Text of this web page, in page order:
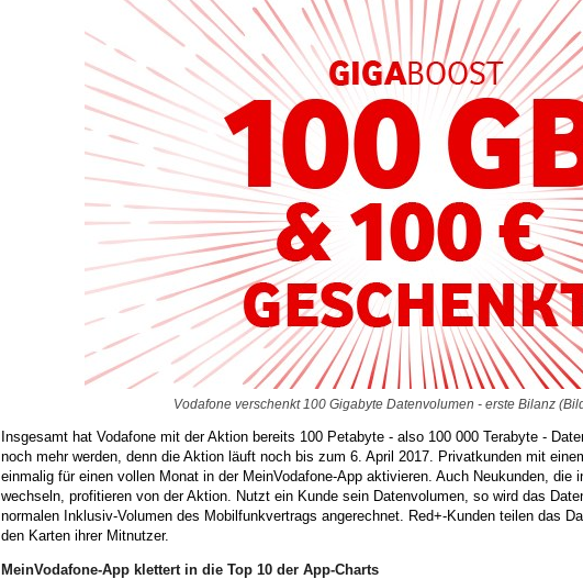
Vodafone verschenkt 100 Gigabyte Datenvolumen - erste Bilanz
Insgesamt hat Vodafone mit der Aktion bereits 100 Petabyte - also 100 000 Terabyte -
noch mehr werden, denn die Aktion läuft noch bis zum 6. April 2017. Privatkunden mit
einmalig für einen vollen Monat in der MeinVodafone-App aktivieren. Auch Neukunden, die
wechseln, profitieren von der Aktion. Nutzt ein Kunde sein Datenvolumen, so wird das
normalen Inklusiv-Volumen des Mobilfunkvertrags angerechnet. Red+-Kunden teilen das
den Karten ihrer Mitnutzer.
MeinVodafone-App klettert in die Top 10 der App-Charts